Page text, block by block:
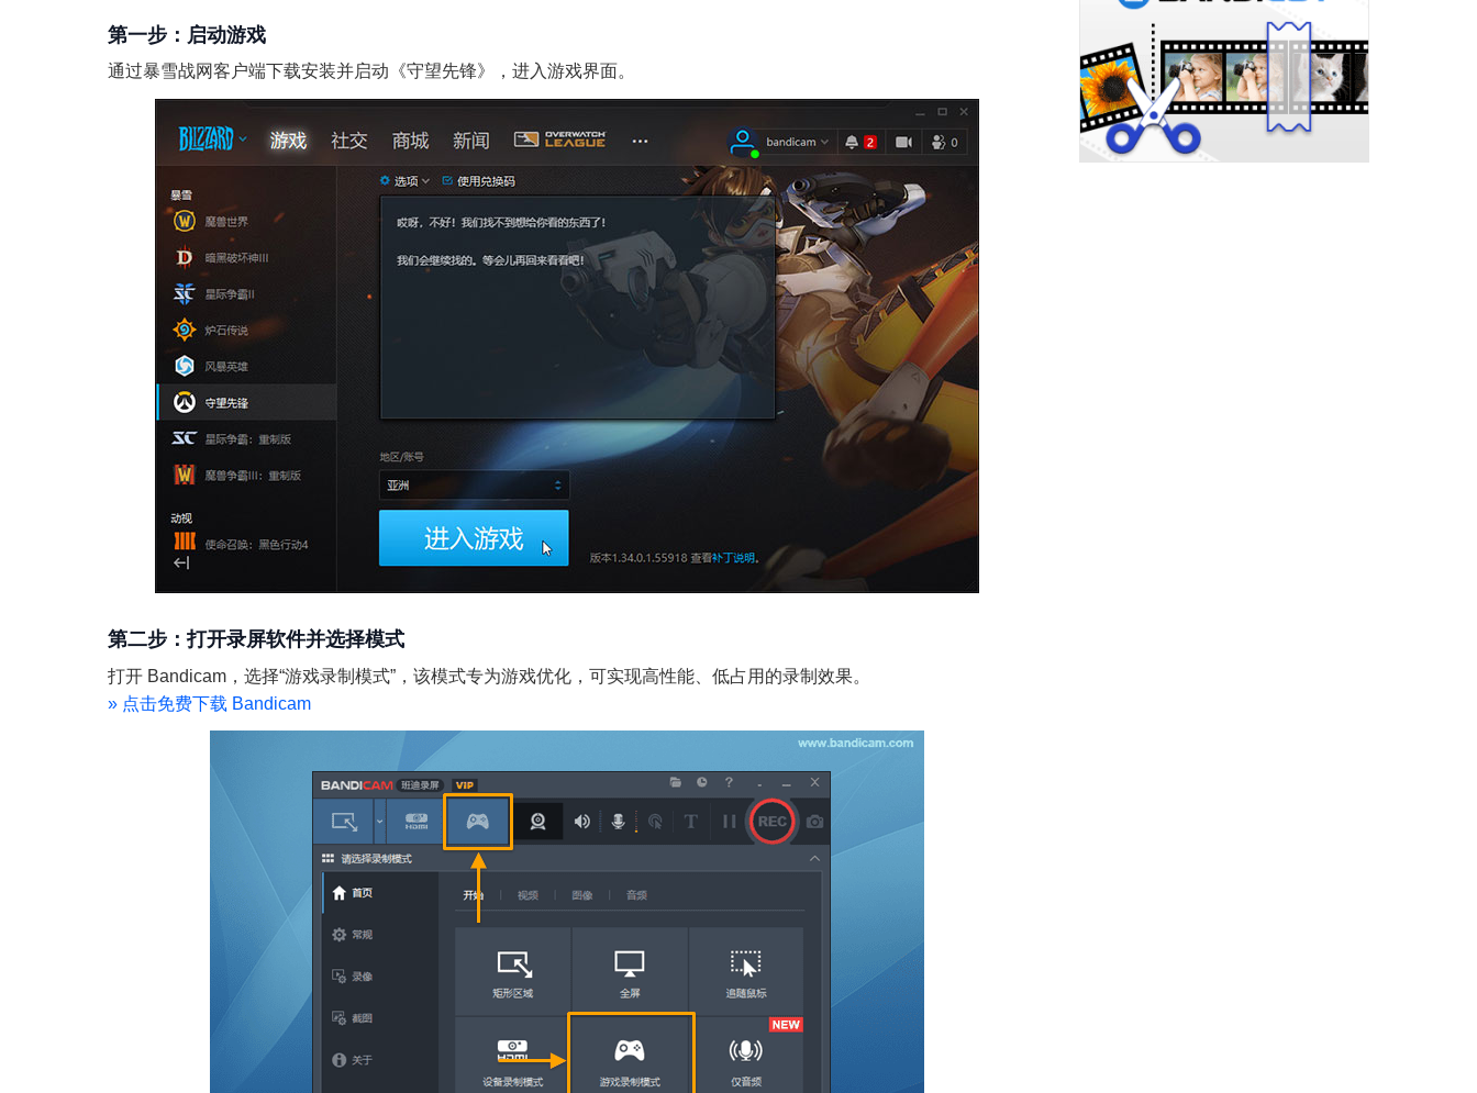
第一步：启动游戏
通过暴雪战网客户端下载安装并启动《守望先锋》，进入游戏界面。
第二步：打开录屏软件并选择模式
打开 Bandicam，选择“游戏录制模式”，该模式专为游戏优化，可实现高性能、低占用的录制效果。
»点击免费下载 Bandicam